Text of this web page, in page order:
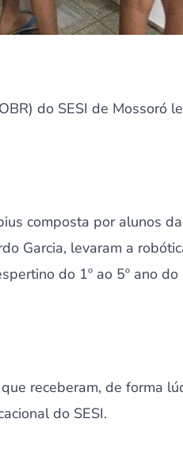
do SESI de Mossoró
composta por alunos da
Garcia, levaram a
do 1º ao 5º ano do
receberam, de forma
do SESI.